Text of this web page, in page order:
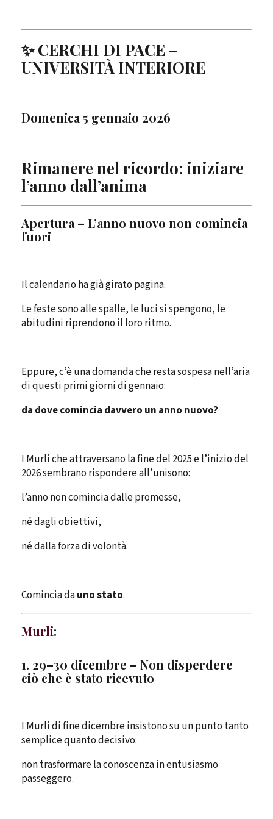
✨ CERCHI DI PACE –
UNIVERSITÀ INTERIORE
Domenica 5 gennaio 2026
Rimanere nel ricordo: iniziare
l’anno dall’anima
Apertura – L’anno nuovo non comincia
fuori
Il calendario ha già girato pagina.
Le feste sono alle spalle, le luci si spengono, le
abitudini riprendono il loro ritmo.
Eppure, c’è una domanda che resta sospesa nell’aria
di questi primi giorni di gennaio:
da dove comincia davvero un anno nuovo?
I Murli che attraversano la fine del 2025 e l’inizio del
2026 sembrano rispondere all’unisono:
l’anno non comincia dalle promesse,
né dagli obiettivi,
né dalla forza di volontà.
Comincia dauno stato.
Murli:
1. 29–30 dicembre – Non disperdere
ciò che è stato ricevuto
I Murli di fine dicembre insistono su un punto tanto
semplice quanto decisivo:
non trasformare la conoscenza in entusiasmo
passeggero.